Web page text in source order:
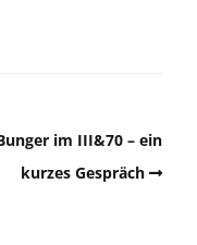
im III&70 – ein
kurzes Gespräch